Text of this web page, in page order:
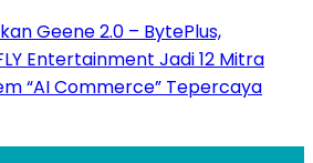
Geene 2.0 – BytePlus,
Entertainment Jadi 12 Mitra
“AI Commerce” Tepercaya